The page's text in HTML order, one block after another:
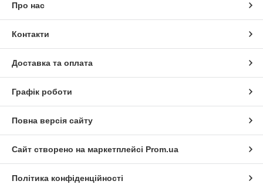
Про нас
Контакти
Доставка та оплата
Графік роботи
Повна версія сайту
Сайт створено на маркетплейсі Prom.ua
Політика конфіденційності